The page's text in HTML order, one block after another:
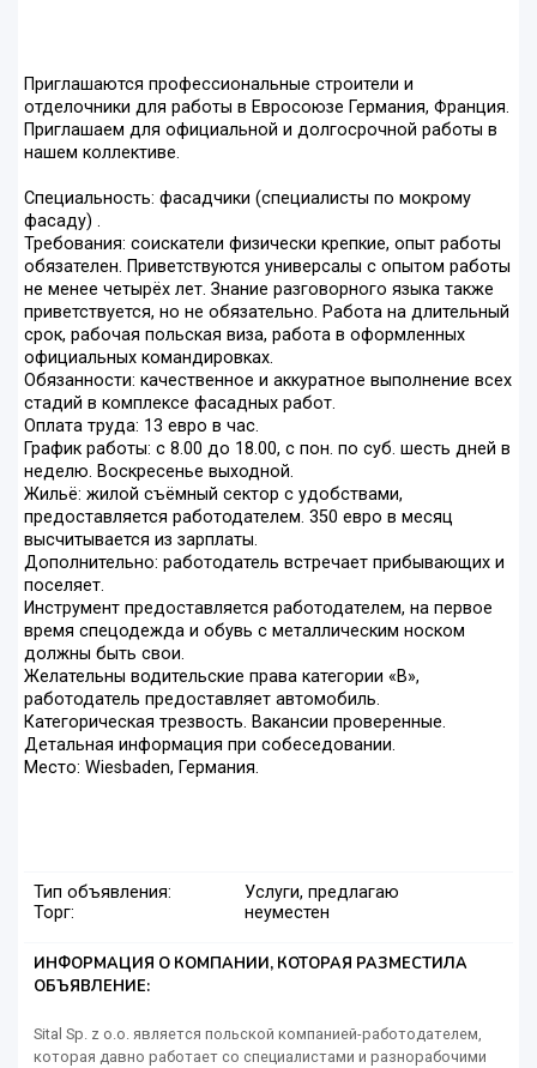
Приглашаются профессиональные строители и
отделочники для работы в Евросоюзе Германия, Франция.
Приглашаем для официальной и долгосрочной работы в
нашем коллективе.
Специальность: фасадчики (специалисты по мокрому
фасаду) .
Требования: соискатели физически крепкие, опыт работы
обязателен. Приветствуются универсалы с опытом работы
не менее четырёх лет. Знание разговорного языка также
приветствуется, но не обязательно. Работа на длительный
срок, рабочая польская виза, работа в оформленных
официальных командировках.
Обязанности: качественное и аккуратное выполнение всех
стадий в комплексе фасадных работ.
Оплата труда: 13 евро в час.
График работы: с 8.00 до 18.00, с пон. по суб. шесть дней в
неделю. Воскресенье выходной.
Жильё: жилой съёмный сектор с удобствами,
предоставляется работодателем. 350 евро в месяц
высчитывается из зарплаты.
Дополнительно: работодатель встречает прибывающих и
поселяет.
Инструмент предоставляется работодателем, на первое
время спецодежда и обувь с металлическим носком
должны быть свои.
Желательны водительские права категории «В»,
работодатель предоставляет автомобиль.
Категорическая трезвость. Вакансии проверенные.
Детальная информация при собеседовании.
Место: Wiesbaden, Германия.
Тип объявления:
Услуги, предлагаю
Торг:
неуместен
ИНФОРМАЦИЯ О КОМПАНИИ, КОТОРАЯ РАЗМЕСТИЛА
ОБЪЯВЛЕНИЕ:
Sital Sp. z o.o. является польской компанией-работодателем,
которая давно работает со специалистами и разнорабочими